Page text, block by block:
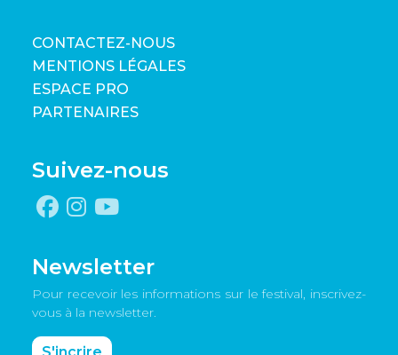
CONTACTEZ-NOUS
MENTIONS LÉGALES
ESPACE PRO
PARTENAIRES
Suivez-nous
Newsletter
Pour recevoir les informations sur le festival, inscrivez-
vous à la newsletter.